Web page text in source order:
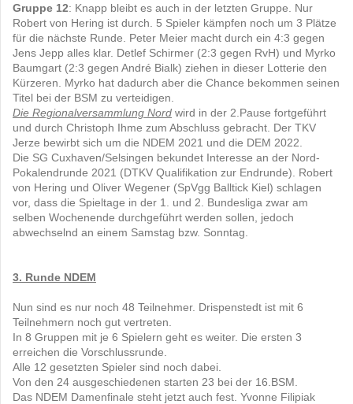
Gruppe 12: Knapp bleibt es auch in der letzten Gruppe. Nur
Robert von Hering ist durch. 5 Spieler kämpfen noch um 3 Plätze
für die nächste Runde. Peter Meier macht durch ein 4:3 gegen
Jens Jepp alles klar. Detlef Schirmer (2:3 gegen RvH) und Myrko
Baumgart (2:3 gegen André Bialk) ziehen in dieser Lotterie den
Kürzeren. Myrko hat dadurch aber die Chance bekommen seinen
Titel bei der BSM zu verteidigen.
Die Regionalversammlung Nord wird in der 2.Pause fortgeführt
und durch Christoph Ihme zum Abschluss gebracht. Der TKV
Jerze bewirbt sich um die NDEM 2021 und die DEM 2022.
Die SG Cuxhaven/Selsingen bekundet Interesse an der Nord-
Pokalendrunde 2021 (DTKV Qualifikation zur Endrunde). Robert
von Hering und Oliver Wegener (SpVgg Balltick Kiel) schlagen
vor, dass die Spieltage in der 1. und 2. Bundesliga zwar am
selben Wochenende durchgeführt werden sollen, jedoch
abwechselnd an einem Samstag bzw. Sonntag.
3. Runde NDEM
Nun sind es nur noch 48 Teilnehmer. Drispenstedt ist mit 6
Teilnehmern noch gut vertreten.
In 8 Gruppen mit je 6 Spielern geht es weiter. Die ersten 3
erreichen die Vorschlussrunde.
Alle 12 gesetzten Spieler sind noch dabei.
Von den 24 ausgeschiedenen starten 23 bei der 16.BSM.
Das NDEM Damenfinale steht jetzt auch fest. Yvonne Filipiak